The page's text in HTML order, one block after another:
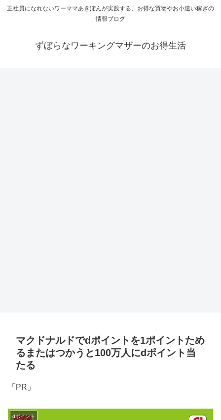
正社員になれないワーママあきぽんが実践する、お得な買物やお小遣い稼ぎの
情報ブログ
ずぼらなワーキングマザーのお得生活
マクドナルドでdポイントを1ポイントため
るまたはつかうと100万人にdポイント当
たる
「PR」
dポイント